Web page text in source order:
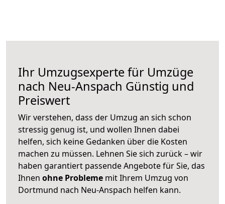
Ihr Umzugsexperte für Umzüge
nach Neu-Anspach Günstig und
Preiswert
Wir verstehen, dass der Umzug an sich schon
stressig genug ist, und wollen Ihnen dabei
helfen, sich keine Gedanken über die Kosten
machen zu müssen. Lehnen Sie sich zurück – wir
haben garantiert passende Angebote für Sie, das
Ihnen ohne Probleme mit Ihrem Umzug von
Dortmund nach Neu-Anspach helfen kann.